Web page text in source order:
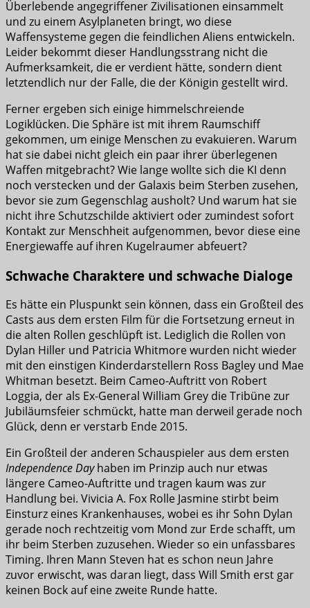
Überlebende angegriffener Zivilisationen einsammelt
und zu einem Asylplaneten bringt, wo diese
Waffensysteme gegen die feindlichen Aliens entwickeln.
Leider bekommt dieser Handlungsstrang nicht die
Aufmerksamkeit, die er verdient hätte, sondern dient
letztendlich nur der Falle, die der Königin gestellt wird.
Ferner ergeben sich einige himmelschreiende
Logiklücken. Die Sphäre ist mit ihrem Raumschiff
gekommen, um einige Menschen zu evakuieren. Warum
hat sie dabei nicht gleich ein paar ihrer überlegenen
Waffen mitgebracht? Wie lange wollte sich die KI denn
noch verstecken und der Galaxis beim Sterben zusehen,
bevor sie zum Gegenschlag ausholt? Und warum hat sie
nicht ihre Schutzschilde aktiviert oder zumindest sofort
Kontakt zur Menschheit aufgenommen, bevor diese eine
Energiewaffe auf ihren Kugelraumer abfeuert?
Schwache Charaktere und schwache Dialoge
Es hätte ein Pluspunkt sein können, dass ein Großteil des
Casts aus dem ersten Film für die Fortsetzung erneut in
die alten Rollen geschlüpft ist. Lediglich die Rollen von
Dylan Hiller und Patricia Whitmore wurden nicht wieder
mit den einstigen Kinderdarstellern Ross Bagley und Mae
Whitman besetzt. Beim Cameo-Auftritt von Robert
Loggia, der als Ex-General William Grey die Tribüne zur
Jubiläumsfeier schmückt, hatte man derweil gerade noch
Glück, denn er verstarb Ende 2015.
Ein Großteil der anderen Schauspieler aus dem ersten
Independence Dayhaben im Prinzip auch nur etwas
längere Cameo-Auftritte und tragen kaum was zur
Handlung bei. Vivicia A. Fox Rolle Jasmine stirbt beim
Einsturz eines Krankenhauses, wobei es ihr Sohn Dylan
gerade noch rechtzeitig vom Mond zur Erde schafft, um
ihr beim Sterben zuzusehen. Wieder so ein unfassbares
Timing. Ihren Mann Steven hat es schon neun Jahre
zuvor erwischt, was daran liegt, dass Will Smith erst gar
keinen Bock auf eine zweite Runde hatte.